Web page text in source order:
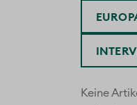
Keine